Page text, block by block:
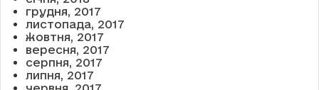
грудня, 2017
листопада, 2017
жовтня, 2017
вересня, 2017
серпня, 2017
липня, 2017